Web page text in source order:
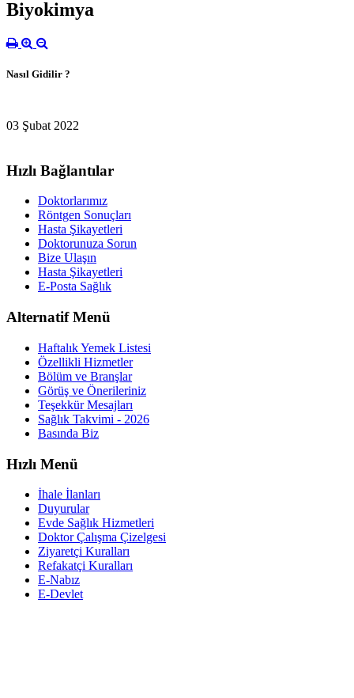
Biyokimya
Nasıl Gidilir ?
03 Şubat 2022
Hızlı Bağlantılar
Doktorlarımız
Röntgen Sonuçları
Hasta Şikayetleri
Doktorunuza Sorun
Bize Ulaşın
Hasta Şikayetleri
E-Posta Sağlık
Alternatif Menü
Haftalık Yemek Listesi
Özellikli Hizmetler
Bölüm ve Branşlar
Görüş ve Önerileriniz
Teşekkür Mesajları
Sağlık Takvimi - 2026
Basında Biz
Hızlı Menü
İhale İlanları
Duyurular
Evde Sağlık Hizmetleri
Doktor Çalışma Çizelgesi
Ziyaretçi Kuralları
Refakatçi Kuralları
E-Nabız
E-Devlet